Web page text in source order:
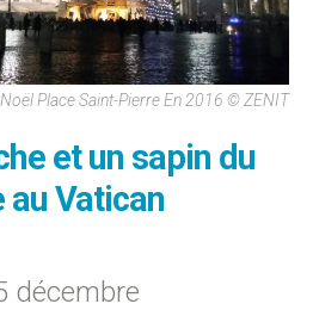
Place Saint-Pierre En 2016 © ZENIT
et un sapin du
au Vatican
décembre